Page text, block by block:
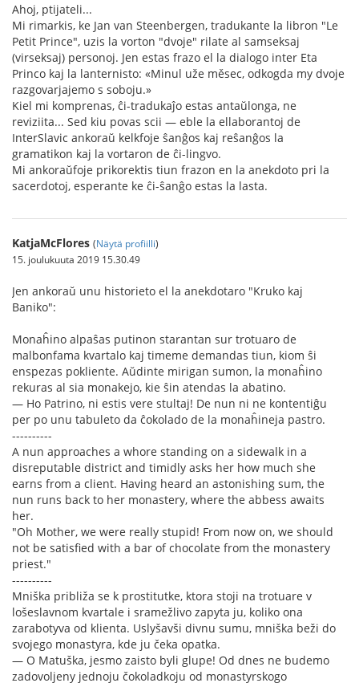
Ahoj, ptijateli...
Mi rimarkis, ke Jan van Steenbergen, tradukante la libron "Le
Petit Prince", uzis la vorton "dvoje" rilate al samseksaj
(virseksaj) personoj. Jen estas frazo el la dialogo inter Eta
Princo kaj la lanternisto: «Minul uže měsec, odkogda my dvoje
razgovarjajemo s soboju.»
Kiel mi komprenas, ĉi-tradukaĵo estas antaŭlonga, ne
reviziita... Sed kiu povas scii — eble la ellaborantoj de
InterSlavic ankoraŭ kelkfoje ŝanĝos kaj reŝanĝos la
gramatikon kaj la vortaron de ĉi-lingvo.
Mi ankoraŭfoje prikorektis tiun frazon en la anekdoto pri la
sacerdotoj, esperante ke ĉi-ŝanĝo estas la lasta.
KatjaMcFlores (Näytä profiilli)
15. joulukuuta 2019 15.30.49
Jen ankoraŭ unu historieto el la anekdotaro "Kruko kaj
Baniko":
Monaĥino alpaŝas putinon starantan sur trotuaro de
malbonfama kvartalo kaj timeme demandas tiun, kiom ŝi
enspezas pokliente. Aŭdinte mirigan sumon, la monaĥino
rekuras al sia monakejo, kie ŝin atendas la abatino.
— Ho Patrino, ni estis vere stultaj! De nun ni ne kontentiĝu
per po unu tabuleto da ĉokolado de la monaĥineja pastro.
----------
A nun approaches a whore standing on a sidewalk in a
disreputable district and timidly asks her how much she
earns from a client. Having heard an astonishing sum, the
nun runs back to her monastery, where the abbess awaits
her.
"Oh Mother, we were really stupid! From now on, we should
not be satisfied with a bar of chocolate from the monastery
priest."
----------
Mniška približa se k prostitutke, ktora stoji na trotuare v
lošeslavnom kvartale i sramežlivo zapyta ju, koliko ona
zarabotyva od klienta. Uslyšavši divnu sumu, mniška beži do
svojego monastyra, kde ju čeka opatka.
— O Matuška, jesmo zaisto byli glupe! Od dnes ne budemo
zadovoljeny jednoju čokoladkoju od monastyrskogo